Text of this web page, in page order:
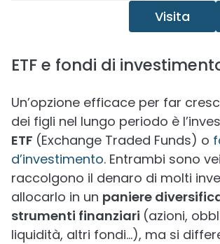
Visita
ETF e fondi di
Un’opzione efficace per far
dei figli nel lungo periodo è
ETF (Exchange Traded Funds) o
d’investimento. Entrambi sono
raccolgono il denaro di molti
allocarlo in un paniere
strumenti finanziari (azioni,
liquidità, altri fondi…), ma si